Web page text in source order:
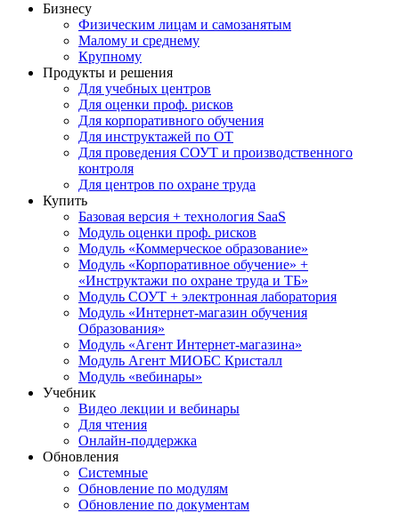
Бизнесу
Физическим лицам и самозанятым
Малому и среднему
Крупному
Продукты и решения
Для учебных центров
Для оценки проф. рисков
Для корпоративного обучения
Для инструктажей по ОТ
Для проведения СОУТ и производственного
контроля
Для центров по охране труда
Купить
Базовая версия + технология SaaS
Модуль оценки проф. рисков
Модуль «Коммерческое образование»
Модуль «Корпоративное обучение» +
«Инструктажи по охране труда и ТБ»
Модуль СОУТ + электронная лаборатория
Модуль «Интернет-магазин обучения
Образования»
Модуль «Агент Интернет-магазина»
Модуль Агент МИОБС Кристалл
Модуль «вебинары»
Учебник
Видео лекции и вебинары
Для чтения
Онлайн-поддержка
Обновления
Системные
Обновление по модулям
Обновление по документам